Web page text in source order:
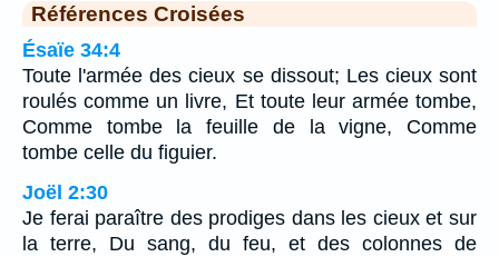
Références Croisées
Ésaïe 34:4
Toute l'armée des cieux se dissout; Les cieux sont
roulés comme un livre, Et toute leur armée tombe,
Comme tombe la feuille de la vigne, Comme
tombe celle du figuier.
Joël 2:30
Je ferai paraître des prodiges dans les cieux et sur
la terre, Du sang, du feu, et des colonnes de